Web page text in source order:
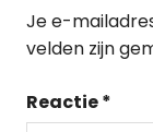
Je e-
velden zijn
Reactie*